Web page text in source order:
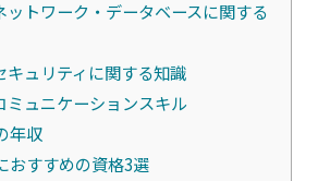
トワーク・データベースに関する
キュリティに関する知識
ュニケーションスキル
年収
おすすめの資格3選